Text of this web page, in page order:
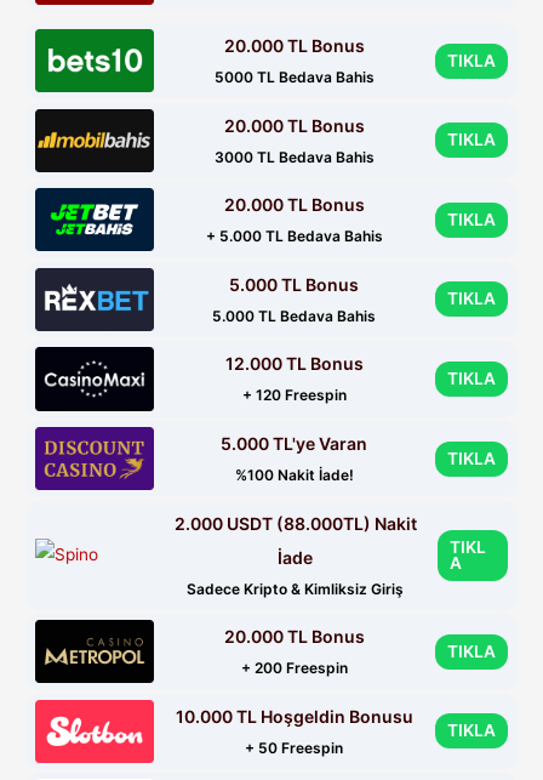
20.000 TL Bonus
5000 TL Bedava Bahis
TIKLA
20.000 TL Bonus
3000 TL Bedava Bahis
TIKLA
20.000 TL Bonus
+ 5.000 TL Bedava Bahis
TIKLA
5.000 TL Bonus
5.000 TL Bedava Bahis
TIKLA
12.000 TL Bonus
+ 120 Freespin
TIKLA
5.000 TL'ye Varan
%100 Nakit İade!
TIKLA
2.000 USDT (88.000TL) Nakit
İade
Sadece Kripto & Kimliksiz Giriş
TIKL
A
20.000 TL Bonus
+ 200 Freespin
TIKLA
10.000 TL Hoşgeldin Bonusu
+ 50 Freespin
TIKLA